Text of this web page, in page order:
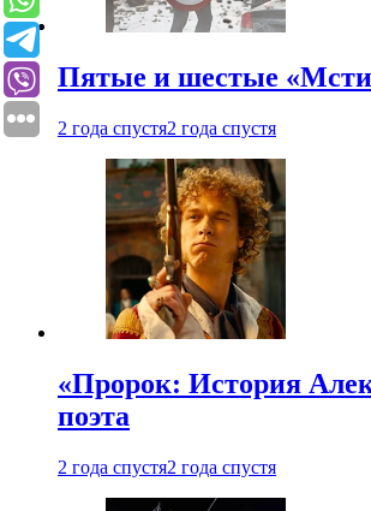
Пятые и шестые
2 года спустя2 года спустя
«Пророк: История
поэта
2 года спустя2 года спустя